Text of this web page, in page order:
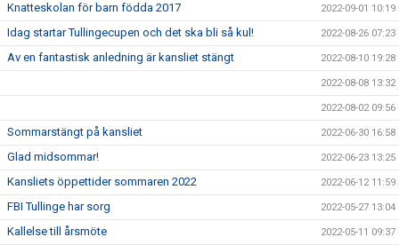
Knatteskolan för barn födda 2017 2022-09-01 10:19
Idag startar Tullingecupen och det ska bli så kul! 2022-08-26 07:23
Av en fantastisk anledning är kansliet stängt 2022-08-10 19:28
2022-08-08 13:32
2022-08-02 09:56
Sommarstängt på kansliet 2022-06-30 16:58
Glad midsommar! 2022-06-23 13:25
Kansliets öppettider sommaren 2022 2022-06-12 11:59
FBI Tullinge har sorg 2022-05-27 13:04
Kallelse till årsmöte 2022-05-11 09:37